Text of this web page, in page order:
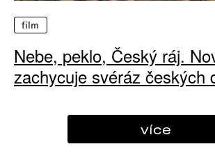
film
Nebe, peklo, Český ráj.
zachycuje svéráz českých
více